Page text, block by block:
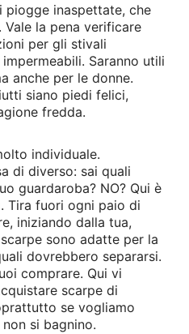
piogge inaspettate, che
la pena verificare
per gli stivali
Saranno utili
anche per le donne.
siano piedi felici,
fredda.
individuale.
di diverso: sai quali
guardaroba? NO? Qui è
Tira fuori ogni paio di
iniziando dalla tua,
sono adatte per la
dovrebbero separarsi.
comprare. Qui vi
scarpe di
se vogliamo
si bagnino.